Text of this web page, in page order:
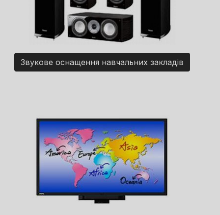
Звукове оснащення навчальних закладів